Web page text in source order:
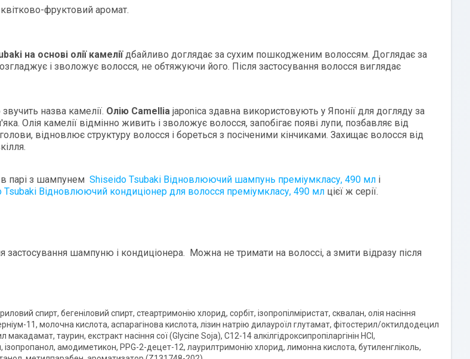
фруктовий аромат.
на основі олії камеліїдбайливо доглядає за сухим пошкодженим волоссям. Доглядає за
і зволожує волосся, не обтяжуючи його. Після застосування волосся виглядає
назва камелії. Олію Camellia japonica здавна використовують у Японії для догляду за
Олія камелії відмінно живить і зволожує волосся, запобігає появі лупи, позбавляє від
відновлює структуру волосся і бореться з посіченими кінчиками. Захищає волосся від
в парі з шампунем Shiseido Tsubaki Відновлюючий шампунь преміумкласу, 490 мл і
Tsubaki Відновлюючий кондиціонер для волосся преміумкласу, 490 мл цієї ж серії.
застосування шампуню і кондиціонера. Можна не тримати на волоссі, а змити відразу після
спирт, бегеніловий спирт, стеартримонію хлорид, сорбіт, ізопропілміристат, сквалан, олія насіння
11, молочна кислота, аспарагінова кислота, лізин натрію дилауроїл глутамат, фітостерил/октилдодецил
макадамат, таурин, екстракт насіння сої (Glycine Soja), C12-14 алкілгідроксипропіларгінін HCl,
ізопропанол, амодиметикон, PPG-2-децет-12, лаурилтримонію хлорид, лимонна кислота, бутиленгліколь,